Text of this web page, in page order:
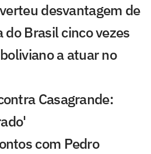
desvantagem de
do Brasil cinco vezes
a atuar no
Casagrande:
com Pedro